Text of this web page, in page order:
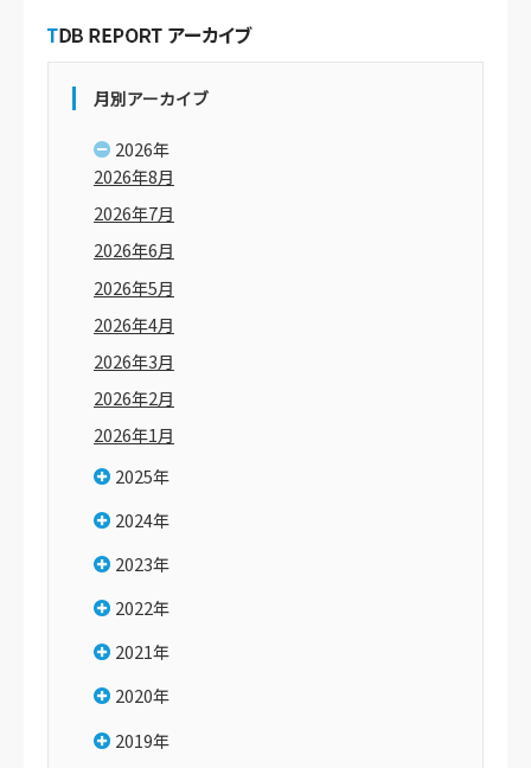
月別アーカイブ
2026年
2026年8月
2026年7月
2026年6月
2026年5月
2026年4月
2026年3月
2026年2月
2026年1月
2025年
2024年
2023年
2022年
2021年
2020年
2019年